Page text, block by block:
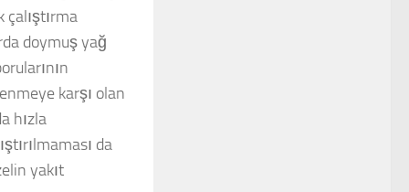
çalıştırma
doymuş yağ
karşı olan
hızla
da
yakıt